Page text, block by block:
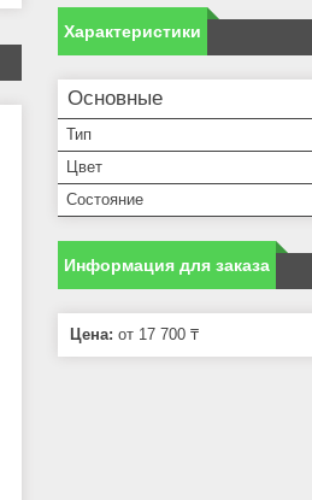
Характеристики
Основные
Тип
Цвет
Состояние
Информация для заказа
Цена: от 17 700 ₸